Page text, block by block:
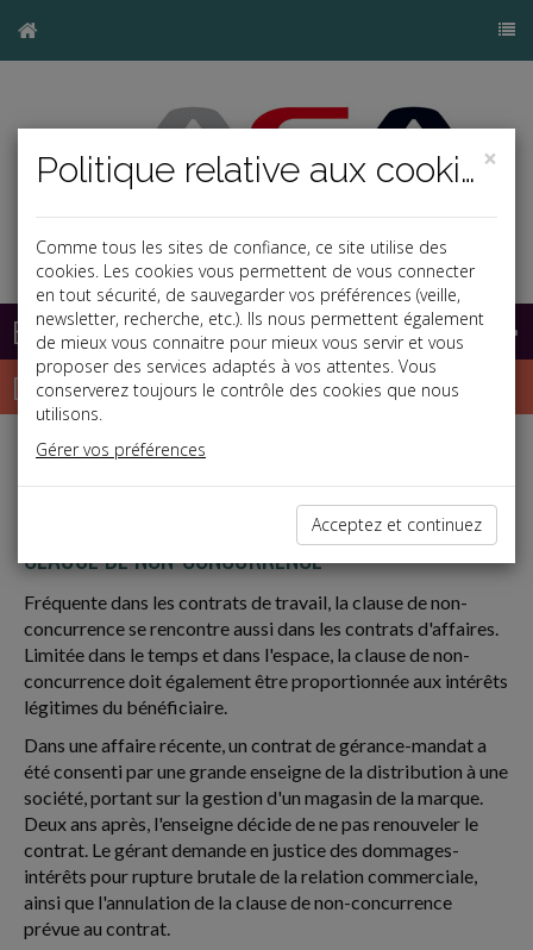
Base documentaire
Dépêches
j
Vie des affaires
CLAUSE DE NON-CONCURRENCE
Fréquente dans les contrats de travail, la clause de non-
concurrence se rencontre aussi dans les contrats d'affaires.
Limitée dans le temps et dans l'espace, la clause de non-
concurrence doit également être proportionnée aux intérêts
légitimes du bénéficiaire.
Dans une affaire récente, un contrat de gérance-mandat a
été consenti par une grande enseigne de la distribution à une
société, portant sur la gestion d'un magasin de la marque.
Deux ans après, l'enseigne décide de ne pas renouveler le
contrat. Le gérant demande en justice des dommages-
intérêts pour rupture brutale de la relation commerciale,
ainsi que l'annulation de la clause de non-concurrence
prévue au contrat.
×
Politique relative aux cookies
Comme tous les sites de confiance, ce site utilise des
cookies. Les cookies vous permettent de vous connecter
en tout sécurité, de sauvegarder vos préférences (veille,
newsletter, recherche, etc.). Ils nous permettent également
de mieux vous connaitre pour mieux vous servir et vous
proposer des services adaptés à vos attentes. Vous
conserverez toujours le contrôle des cookies que nous
utilisons.
Gérer vos préférences
Acceptez et continuez